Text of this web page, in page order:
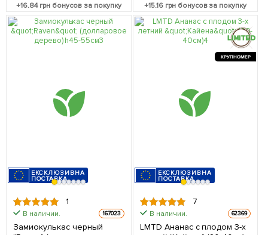
+16.84грн бонусов за покупку +15.16грн бонусов за покупку
ЕКСКЛЮЗИВНА
ПОСТАВКА
1
В наличии. 167023
Замиокулькас черный
КРУПНОМЕР
ЕКСКЛЮЗИВНА
ПОСТАВКА
7
В наличии. 62369
LMTD Ананас с плодом 3-х